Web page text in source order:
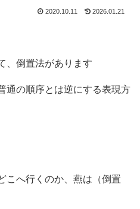
2020.10.11 2026.01.21
、倒置法があります
通の順序とは逆にする表現方
へ行くのか、燕は（倒置